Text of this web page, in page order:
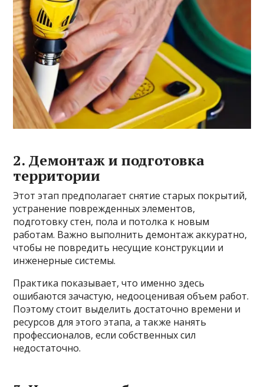
2. Демонтаж и подготовка
территории
Этот этап предполагает снятие старых покрытий,
устранение поврежденных элементов,
подготовку стен, пола и потолка к новым
работам. Важно выполнить демонтаж аккуратно,
чтобы не повредить несущие конструкции и
инженерные системы.
Практика показывает, что именно здесь
ошибаются зачастую, недооценивая объем работ.
Поэтому стоит выделить достаточно времени и
ресурсов для этого этапа, а также нанять
профессионалов, если собственных сил
недостаточно.